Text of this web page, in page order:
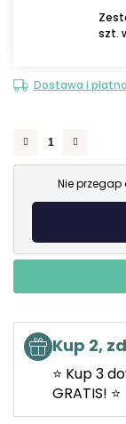
szt.
Dostawa i
Nie przegap
Kup 2,
⭐ Kup 3
GRATIS! ⭐